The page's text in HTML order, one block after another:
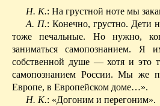
Н. К.: На грустной ноте мы
А. П.: Конечно, грустно. Дети
тоже печальные. Но нужно,
заниматься самопознанием.
собственной душе — хотя и это
самопознанием России. Мы же
Европе, в Европейском доме…».
Н. К.: «Догоним и перегоним».